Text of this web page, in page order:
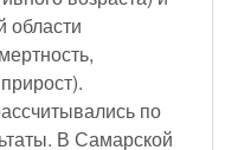
области
по
В Самарской